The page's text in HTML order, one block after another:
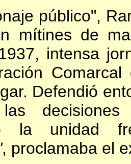
público",
mítines de
intensa
Defendió
la unidad
, proclamaba el